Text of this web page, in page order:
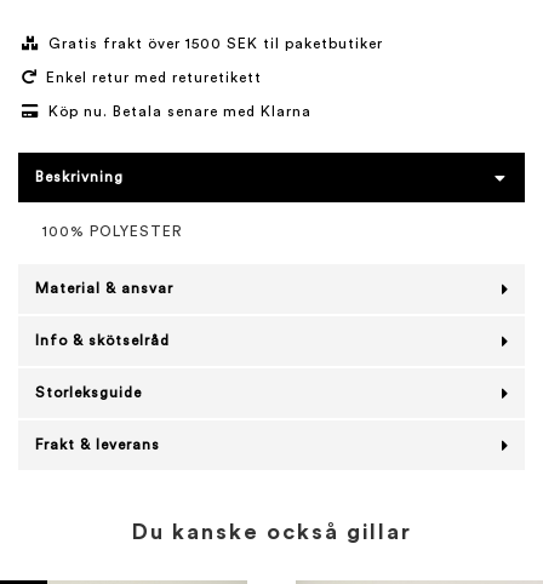
Gratis frakt över 1500 SEK til paketbutiker
Enkel retur med returetikett
Köp nu. Betala senare med Klarna
Beskrivning
100% POLYESTER
Material & ansvar
Info & skötselråd
Storleksguide
Frakt & leverans
Du kanske också gillar